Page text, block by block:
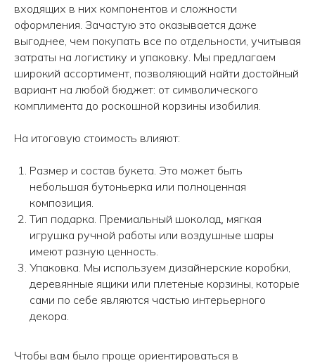
входящих в них компонентов и сложности
оформления. Зачастую это оказывается даже
выгоднее, чем покупать все по отдельности, учитывая
затраты на логистику и упаковку. Мы предлагаем
широкий ассортимент, позволяющий найти достойный
вариант на любой бюджет: от символического
комплимента до роскошной корзины изобилия.
На итоговую стоимость влияют:
Размер и состав букета. Это может быть
небольшая бутоньерка или полноценная
композиция.
Тип подарка. Премиальный шоколад, мягкая
игрушка ручной работы или воздушные шары
имеют разную ценность.
Упаковка. Мы используем дизайнерские коробки,
деревянные ящики или плетеные корзины, которые
сами по себе являются частью интерьерного
декора.
Чтобы вам было проще ориентироваться в
Авиаторов 21
Робеспьера, 20